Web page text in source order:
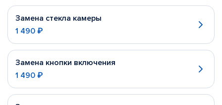
Замена стекла камеры
1 490 ₽
Замена кнопки включения
1 490 ₽